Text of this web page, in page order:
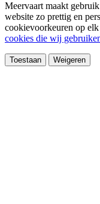
Meervaart maakt
website zo prettig en
cookievoorkeuren op
cookies die wij
Toestaan Weigeren